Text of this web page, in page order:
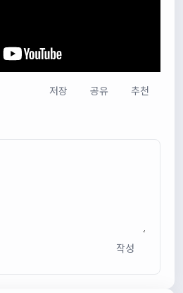
에 활용될수 있다는 항목을 추가
저장 공유 추천
작성